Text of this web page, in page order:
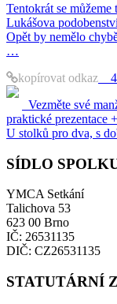
Tentokrát se
Lukášova
Opět by nemělo
…
kopírovat odkaz
Vezměte své
praktické prezentace
U stolků pro dva, s
SÍDLO
YMCA Setkání
Talichova 53
623 00 Brno
IČ: 26531135
DIČ: CZ26531135
STATUTÁRNÍ